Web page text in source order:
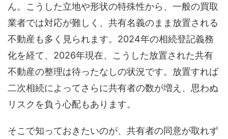
ん。こうした立地や形状の特殊性から、一般の買取
業者では対応が難しく、共有名義のまま放置される
不動産も多く見られます。2024年の相続登記義務
化を経て、2026年現在、こうした放置された共有
不動産の整理は待ったなしの状況です。放置すれば
二次相続によってさらに共有者の数が増え、思わぬ
リスクを負う心配もあります。
そこで知っておきたいのが、共有者の同意が取れず